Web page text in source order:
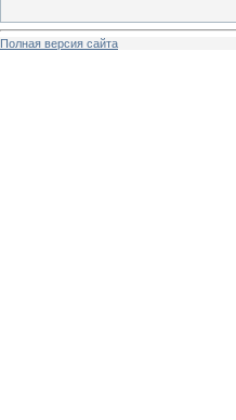
Полная версия сайта